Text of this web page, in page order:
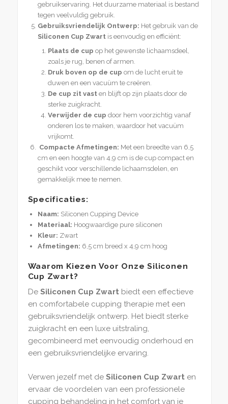
gebruikservaring. Het duurzame materiaal is bestand
tegen veelvuldig gebruik.
Gebruiksvriendelijk Ontwerp: Het gebruik van de
Siliconen Cup Zwart is eenvoudig en efficiënt:
Plaats de cup op het gewenste lichaamsdeel,
zoals je rug, benen of armen.
Druk boven op de cup om de lucht eruit te
duwen en een vacuüm te creëren.
De cup zit vasten blijft op zijn plaats door de
sterke zuigkracht.
Verwijder de cup door hem voorzichtig vanaf
onderen los te maken, waardoor het vacuüm
vrijkomt.
Compacte Afmetingen: Met een breedte van 6,5
cm en een hoogte van 4,9 cm is de cup compact en
geschikt voor verschillende lichaamsdelen, en
gemakkelijk mee te nemen.
Specificaties:
Naam: Siliconen Cupping Device
Materiaal: Hoogwaardige pure siliconen
Kleur: Zwart
Afmetingen: 6,5 cm breed x 4,9 cm hoog
Waarom Kiezen Voor Onze Siliconen
Cup Zwart?
De Siliconen Cup Zwartbiedt een effectieve
en comfortabele cupping therapie met een
gebruiksvriendelijk ontwerp. Het biedt sterke
zuigkracht en een luxe uitstraling,
gecombineerd met eenvoudig onderhoud en
een gebruiksvriendelijke ervaring.
Verwen jezelf met de Siliconen Cup Zwarten
ervaar de voordelen van een professionele
cupping behandeling in het comfort van je